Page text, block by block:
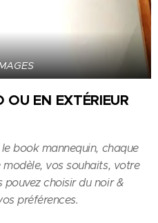
EN EXTÉRIEUR
book mannequin, chaque
vos souhaits, votre
choisir du noir &
préférences.